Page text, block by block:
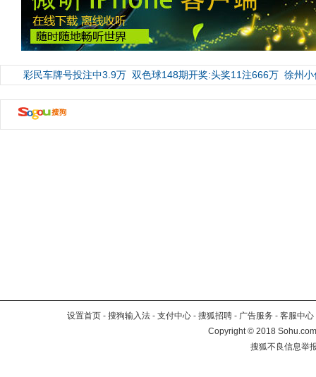
彩民车牌号投注中3.9万 双色球148期开奖:头奖11注666万 徐州
设置首页 - 搜狗输入法 - 支付中心 - 搜狐招聘 - 广告服务 - 客服中心
Copyright©2018
搜狐不良信息举